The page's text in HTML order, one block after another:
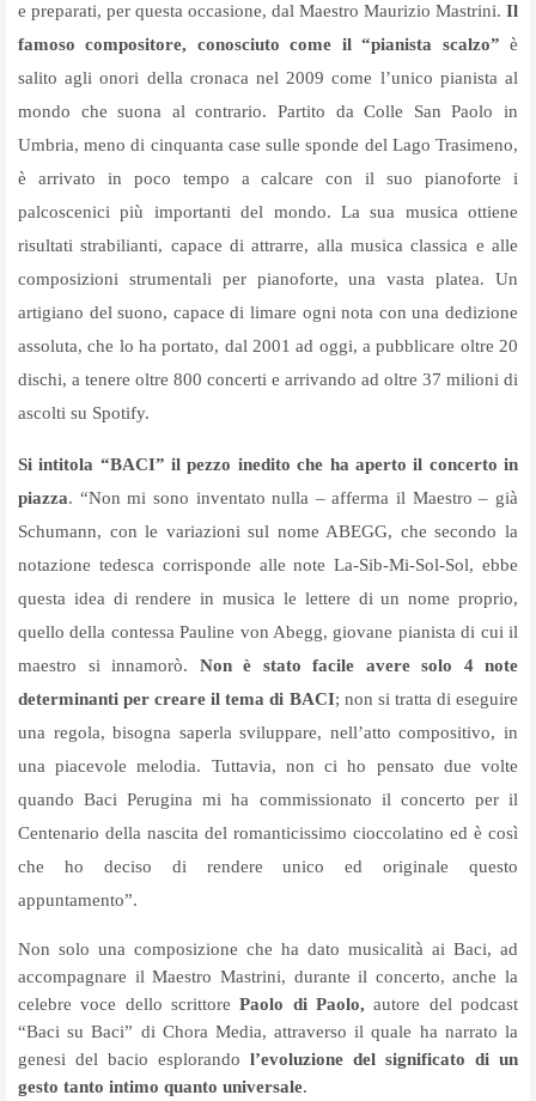
e preparati, per questa occasione, dal Maestro Maurizio Mastrini. Il
famoso compositore, conosciuto come il “pianista scalzo” è
salito agli onori della cronaca nel 2009 come l’unico pianista al
mondo che suona al contrario. Partito da Colle San Paolo in
Umbria, meno di cinquanta case sulle sponde del Lago Trasimeno,
è arrivato in poco tempo a calcare con il suo pianoforte i
palcoscenici più importanti del mondo. La sua musica ottiene
risultati strabilianti, capace di attrarre, alla musica classica e alle
composizioni strumentali per pianoforte, una vasta platea. Un
artigiano del suono, capace di limare ogni nota con una dedizione
assoluta, che lo ha portato, dal 2001 ad oggi, a pubblicare oltre 20
dischi, a tenere oltre 800 concerti e arrivando ad oltre 37 milioni di
ascolti su Spotify.
Si intitola “BACI” il pezzo inedito che ha aperto il concerto in
piazza. “Non mi sono inventato nulla – afferma il Maestro – già
Schumann, con le variazioni sul nome ABEGG, che secondo la
notazione tedesca corrisponde alle note La-Sib-Mi-Sol-Sol, ebbe
questa idea di rendere in musica le lettere di un nome proprio,
quello della contessa Pauline von Abegg, giovane pianista di cui il
maestro si innamorò. Non è stato facile avere solo 4 note
determinanti per creare il tema di BACI; non si tratta di eseguire
una regola, bisogna saperla sviluppare, nell’atto compositivo, in
una piacevole melodia. Tuttavia, non ci ho pensato due volte
quando Baci Perugina mi ha commissionato il concerto per il
Centenario della nascita del romanticissimo cioccolatino ed è così
che ho deciso di rendere unico ed originale questo
appuntamento”.
Non solo una composizione che ha dato musicalità ai Baci, ad
accompagnare il Maestro Mastrini, durante il concerto, anche la
celebre voce dello scrittorePaolo di Paolo,autore del podcast
“Baci su Baci” di Chora Media, attraverso il quale ha narrato la
genesi del bacio esplorando l’evoluzione del significato di un
gesto tanto intimo quanto universale.